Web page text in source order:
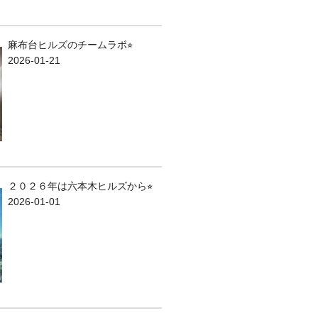
麻布台ヒルズのチームラボ⭐︎
2026-01-21
２０２６年は六本木ヒルズから⭐︎
2026-01-01